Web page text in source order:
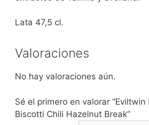
Lata 47,5 cl.
Valoraciones
No hay valoraciones aún.
Sé el primero en valorar “Eviltwin
Biscotti Chili Hazelnut Break”